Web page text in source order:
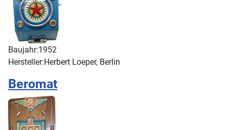
Baujahr:1952
Hersteller:Herbert Loeper, Berlin
Beromat